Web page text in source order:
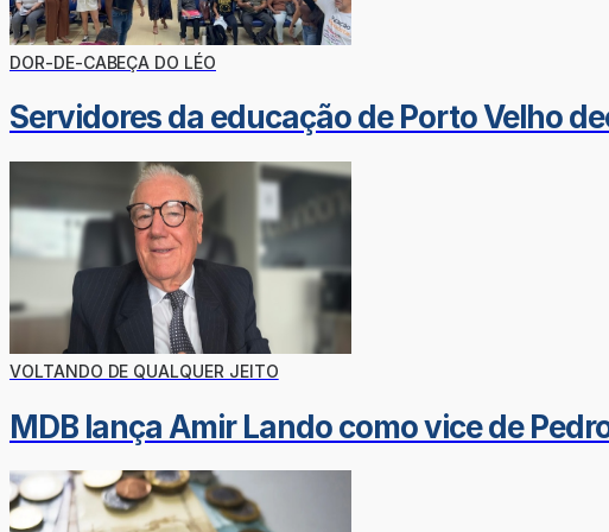
DOR-DE-CABEÇA DO LÉO
Servidores da educação de Porto Velho
VOLTANDO DE QUALQUER JEITO
MDB lança Amir Lando como vice de